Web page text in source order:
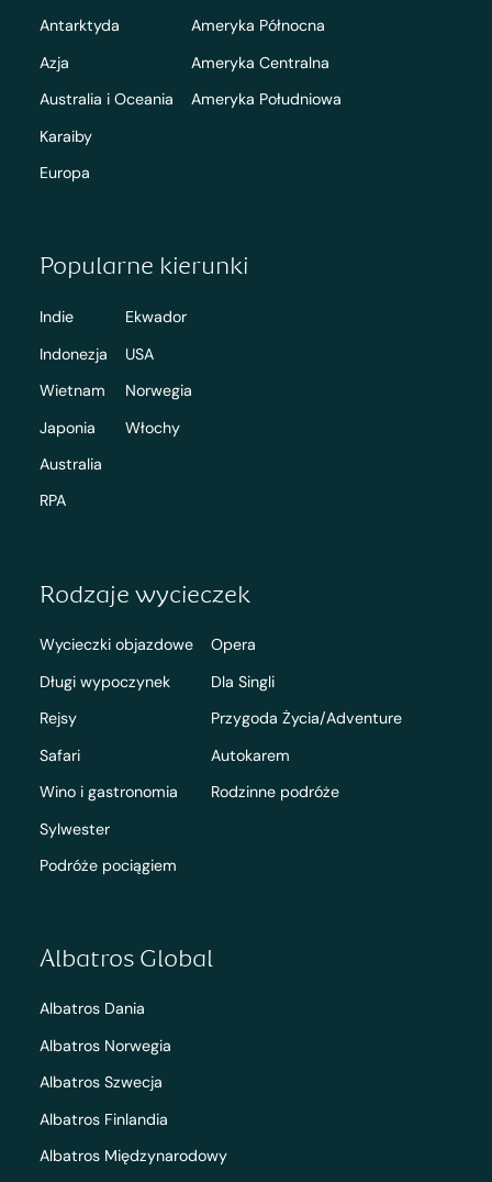
Antarktyda
Azja
Australia i Oceania
Karaiby
Europa
Ameryka Północna
Ameryka Centralna
Ameryka Południowa
Popularne kierunki
Indie
Indonezja
Wietnam
Japonia
Australia
RPA
Ekwador
USA
Norwegia
Włochy
Rodzaje wycieczek
Wycieczki objazdowe
Długi wypoczynek
Rejsy
Safari
Wino i gastronomia
Sylwester
Podróże pociągiem
Opera
Dla Singli
Przygoda Życia/Adventure
Autokarem
Rodzinne podróże
Albatros Global
Albatros Dania
Albatros Norwegia
Albatros Szwecja
Albatros Finlandia
Albatros Międzynarodowy